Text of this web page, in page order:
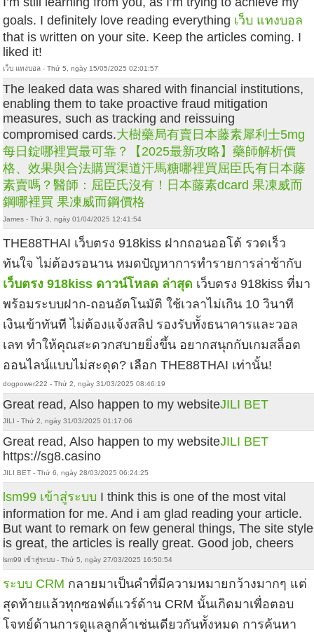
goals. I definitely love reading everything เว็บ แทงบอล
that is written on your site. Keep the articles coming. I
liked it!
เว็บ แทงบอล - Thứ 5, ngày 15/05/2025 02:01:57
The leaked data was shared with financial institutions,
enabling them to take proactive fraud mitigation
measures, such as tracking and reissuing
compromised cards.大樹藥局有賣日本藤素犀利士5mg
每日錠哪裡買最可靠？【2025最新攻略】藥師解析價
格、效果與合法購買渠道汗馬糖哪裡買屈臣氏有日本藤
素賣嗎？醫師：屈臣氏沒有！ 日本藤素dcard 果凍威而
鋼哪裡買 果凍威而鋼價格
James - Thứ 3, ngày 01/04/2025 12:41:54
THE88THAI เว็บตรง 918kiss ฝากถอนออโต้ รวดเร็ว
ทันใจ ไม่ต้องรอนาน หมดปัญหาการทำรายการล่าช้ากับ
เว็บตรง 918kiss ดาวน์โหลด ล่าสุด เว็บตรง 918kiss ที่มา
พร้อมระบบฝาก-ถอนอัตโนมัติ ใช้เวลาไม่เกิน 10 วินาที
เงินเข้าทันที ไม่ต้องแจ้งสลิป รองรับทั้งธนาคารและวอล
เลท ทำให้คุณสะดวกสบายยิ่งขึ้น อยากสนุกกับเกมสล็อต
ออนไลน์แบบไม่สะดุด? เลือก THE88THAI เท่านั้น!
dogpower222 - Thứ 2, ngày 31/03/2025 08:46:19
Great read, Also happen to my websiteJILI BET
JILI - Thứ 2, ngày 31/03/2025 01:17:06
Great read, Also happen to my websiteJILI BET
https://sg8.casino
JILI BET - Thứ 6, ngày 28/03/2025 06:24:25
lsm99 เข้าสู่ระบบ I think this is one of the most vital
information for me. And i am glad reading your article.
But want to remark on few general things, The site style
is great, the articles is really great. Good job, cheers
lsm99 เข้าสู่ระบบ - Thứ 5, ngày 27/03/2025 16:50:54
ระบบ CRM กลายมาเป็นคำที่มีความหมายกว้างมากๆ แต่
สุดท้ายแล้วทุกซอฟต์แวร์ด้าน CRM นั้นเกิดมาเพื่อตอบ
โจทย์ด้านการดูแลลูกค้าเช่นเดียวกันทั้งหมด การค้นหา